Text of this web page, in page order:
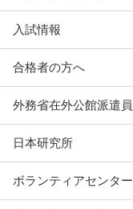
入試情報
合格者の方へ
外務省在外公館派遣員
日本研究所
ボランティアセンター